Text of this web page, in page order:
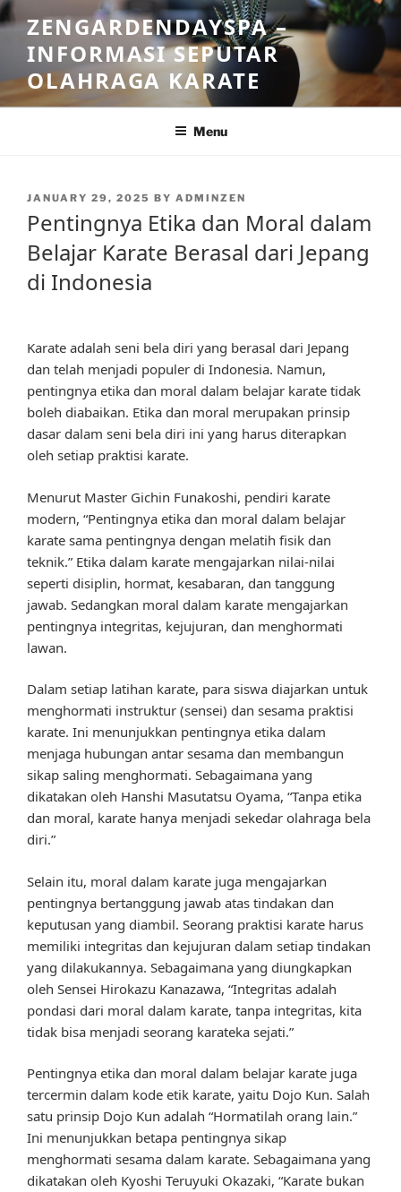
Skip
to
content
ZENGARDENDAYSPA –
INFORMASI SEPUTAR
OLAHRAGA KARATE
Menu
POSTED
JANUARY 29, 2025 BY ADMINZEN
Pentingnya Etika dan Moral dalam
Belajar Karate Berasal dari Jepang
di Indonesia
Karate adalah seni bela diri yang berasal dari Jepang
dan telah menjadi populer di Indonesia. Namun,
pentingnya etika dan moral dalam belajar karate tidak
boleh diabaikan. Etika dan moral merupakan prinsip
dasar dalam seni bela diri ini yang harus diterapkan
oleh setiap praktisi karate.
Menurut Master Gichin Funakoshi, pendiri karate
modern, “Pentingnya etika dan moral dalam belajar
karate sama pentingnya dengan melatih fisik dan
teknik.” Etika dalam karate mengajarkan nilai-nilai
seperti disiplin, hormat, kesabaran, dan tanggung
jawab. Sedangkan moral dalam karate mengajarkan
pentingnya integritas, kejujuran, dan menghormati
lawan.
Dalam setiap latihan karate, para siswa diajarkan untuk
menghormati instruktur (sensei) dan sesama praktisi
karate. Ini menunjukkan pentingnya etika dalam
menjaga hubungan antar sesama dan membangun
sikap saling menghormati. Sebagaimana yang
dikatakan oleh Hanshi Masutatsu Oyama, “Tanpa etika
dan moral, karate hanya menjadi sekedar olahraga bela
diri.”
Selain itu, moral dalam karate juga mengajarkan
pentingnya bertanggung jawab atas tindakan dan
keputusan yang diambil. Seorang praktisi karate harus
memiliki integritas dan kejujuran dalam setiap tindakan
yang dilakukannya. Sebagaimana yang diungkapkan
oleh Sensei Hirokazu Kanazawa, “Integritas adalah
pondasi dari moral dalam karate, tanpa integritas, kita
tidak bisa menjadi seorang karateka sejati.”
Pentingnya etika dan moral dalam belajar karate juga
tercermin dalam kode etik karate, yaitu Dojo Kun. Salah
satu prinsip Dojo Kun adalah “Hormatilah orang lain.”
Ini menunjukkan betapa pentingnya sikap
menghormati sesama dalam karate. Sebagaimana yang
dikatakan oleh Kyoshi Teruyuki Okazaki, “Karate bukan